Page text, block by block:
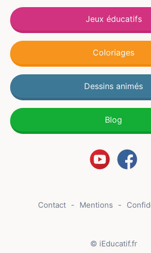
Jeux éducatifs
Coloriages
Dessins animés
Blog
Contact Mentions
© iEducatif.fr